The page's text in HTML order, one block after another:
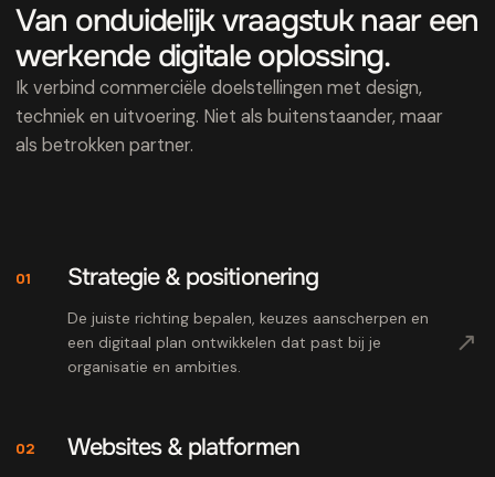
Van onduidelijk vraagstuk naar een
werkende digitale oplossing.
Ik verbind commerciële doelstellingen met design,
techniek en uitvoering. Niet als buitenstaander, maar
als betrokken partner.
01 Strategie & positionering
De juiste richting bepalen, keuzes aanscherpen en
een digitaal plan ontwikkelen dat past bij je
organisatie en ambities.
↗
02 Websites & platformen